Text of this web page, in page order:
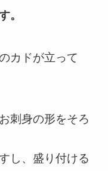
。
カドが立って
刺身の形をそろ
し、盛り付ける